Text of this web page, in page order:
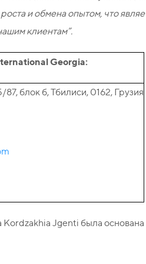
и обмена опытом, что
клиентам”.
Georgia:
блок б, Тбилиси, 0162, Грузия
Jgenti была